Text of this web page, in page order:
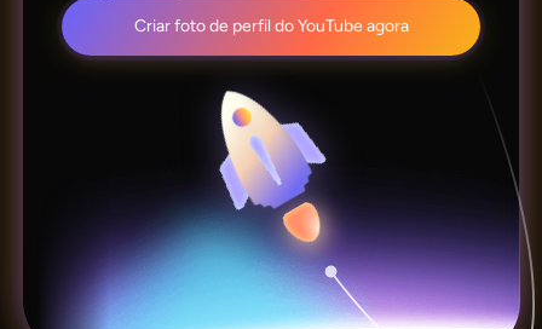
Criar foto de perfil do YouTube agora